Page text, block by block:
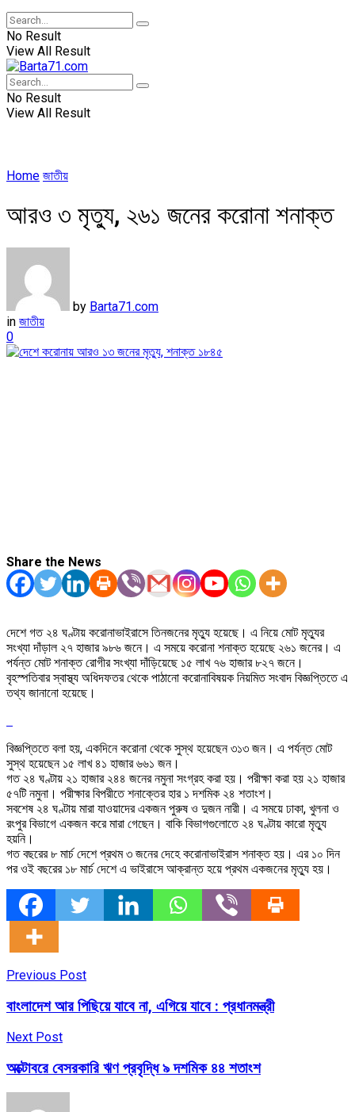
No Result
View All Result
No Result
View All Result
Home জাতীয়
আরও ৩ মৃত্যু, ২৬১ জনের করোনা শনাক্ত
by Barta71.com
in জাতীয়
0
Share the News
দেশে গত ২৪ ঘণ্টায় করোনাভাইরাসে তিনজনের মৃত্যু হয়েছে। এ নিয়ে মোট মৃত্যুর
সংখ্যা দাঁড়াল ২৭ হাজার ৯৮৬ জনে। এ সময়ে করোনা শনাক্ত হয়েছে ২৬১ জনের। এ
পর্যন্ত মোট শনাক্ত রোগীর সংখ্যা দাঁড়িয়েছে ১৫ লাখ ৭৬ হাজার ৮২৭ জনে।
বৃহস্পতিবার স্বাস্থ্য অধিদফতর থেকে পাঠানো করোনাবিষয়ক নিয়মিত সংবাদ বিজ্ঞপ্তিতে এ
তথ্য জানানো হয়েছে।
বিজ্ঞপ্তিতে বলা হয়, একদিনে করোনা থেকে সুস্থ হয়েছেন ৩১৩ জন। এ পর্যন্ত মোট
সুস্থ হয়েছেন ১৫ লাখ ৪১ হাজার ৬৬১ জন।
গত ২৪ ঘণ্টায় ২১ হাজার ২৪৪ জনের নমুনা সংগ্রহ করা হয়। পরীক্ষা করা হয় ২১ হাজার
৫৭টি নমুনা। পরীক্ষার বিপরীতে শনাক্তের হার ১ দশমিক ২৪ শতাংশ।
সবশেষ ২৪ ঘণ্টায় মারা যাওয়াদের একজন পুরুষ ও দুজন নারী। এ সময়ে ঢাকা, খুলনা ও
রংপুর বিভাগে একজন করে মারা গেছেন। বাকি বিভাগগুলোতে ২৪ ঘণ্টায় কারো মৃত্যু
হয়নি।
গত বছরের ৮ মার্চ দেশে প্রথম ৩ জনের দেহে করোনাভাইরাস শনাক্ত হয়। এর ১০ দিন
পর ওই বছরের ১৮ মার্চ দেশে এ ভাইরাসে আক্রান্ত হয়ে প্রথম একজনের মৃত্যু হয়।
Previous Post
বাংলাদেশ আর পিছিয়ে যাবে না, এগিয়ে যাবে : প্রধানমন্ত্রী
Next Post
অক্টোবরে বেসরকারি ঋণ প্রবৃদ্ধি ৯ দশমিক ৪৪ শতাংশ